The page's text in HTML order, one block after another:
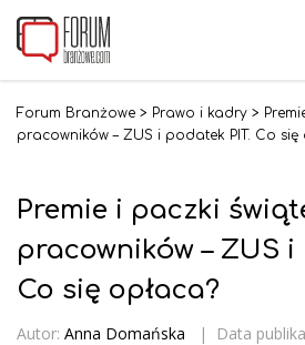
Forum Branżowe > Prawo i kadry >
pracowników – ZUS i podatek PIT. Co się
Premie i paczki
pracowników – ZUS i
Co się opłaca?
Autor: Anna Domańska | Data